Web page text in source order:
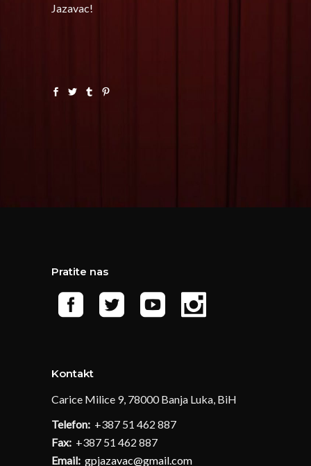
Jazavac!
Pratite nas
Kontakt
Carice Milice 9, 78000 Banja Luka, BiH
Telefon: +387 51 462 887
Fax: +387 51 462 887
Email: gpjazavac@gmail.com